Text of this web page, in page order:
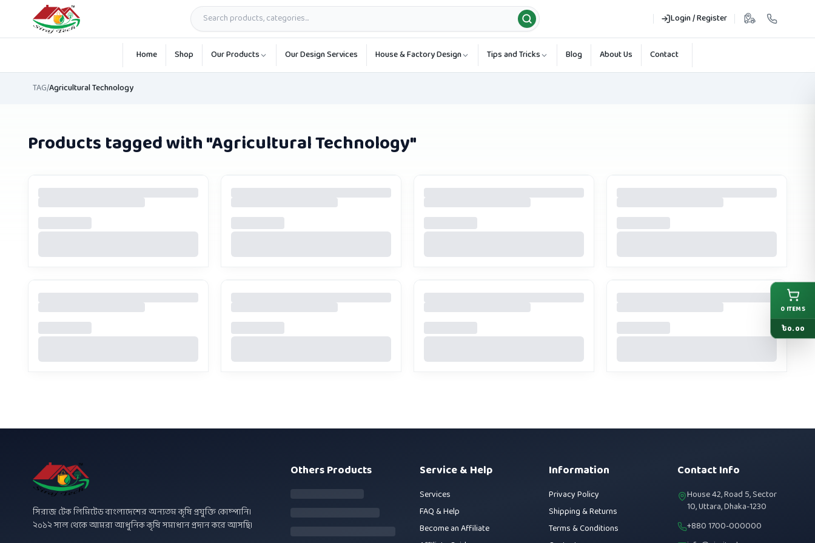
Login / Register
Skip to main content
Home Shop Our Products Our Design Services House & Factory Design Tips and Tricks Blog About Us Contact
TAG/Agricultural Technology
Products tagged with "Agricultural Technology"
সিরাজ টেক লিমিটেড বাংলাদেশের অন্যতম কৃষি প্রযুক্তি কোম্পানি।
২০১২ সাল থেকে আমরা আধুনিক কৃষি সমাধান প্রদান করে আসছি।
Others Products Service & Help
Services
FAQ & Help
Become an Affiliate
Information
Privacy Policy
Shipping & Returns
Terms & Conditions
Contact Info
House 42, Road 5, Sector
10, Uttara, Dhaka-1230
+880 1700-000000
0 ITEMS
৳0.00